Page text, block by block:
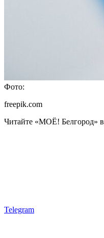
Фото:
freepik.com
Читайте «МОЁ! Белгород» в
Telegram